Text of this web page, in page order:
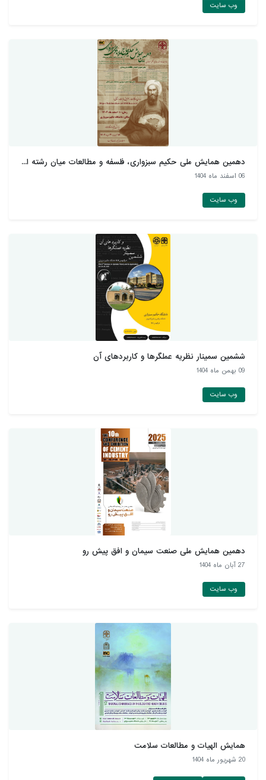
وب سایت
دهمین همایش ملی حکیم سبزواری، فلسفه و مطالعات میان رشته ا...
06 اسفند ماه 1404
وب سایت
ششمین سمینار نظریه عملگرها و کاربردهای آن
09 بهمن ماه 1404
وب سایت
دهمین همايش ملی صنعت سيمان و افق پيش رو
27 آبان ماه 1404
وب سایت
همایش الهیات و مطالعات سلامت
20 شهريور ماه 1404